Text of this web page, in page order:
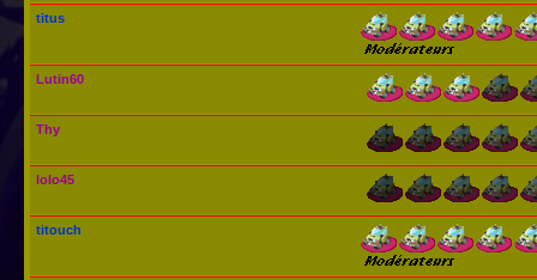
titus
Lutin60
Thy
lolo45
titouch